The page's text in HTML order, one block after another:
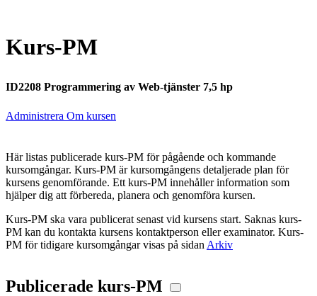
Kurs-PM
ID2208 Programmering av Web-tjänster 7,5 hp
Administrera Om kursen
Här listas publicerade kurs-PM för pågående och kommande
kursomgångar. Kurs-PM är kursomgångens detaljerade plan för
kursens genomförande. Ett kurs-PM innehåller information som
hjälper dig att förbereda, planera och genomföra kursen.
Kurs-PM ska vara publicerat senast vid kursens start. Saknas kurs-
PM kan du kontakta kursens kontaktperson eller examinator. Kurs-
PM för tidigare kursomgångar visas på sidan Arkiv
Publicerade kurs-PM